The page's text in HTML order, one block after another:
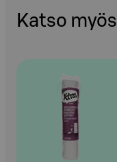
Katso myös